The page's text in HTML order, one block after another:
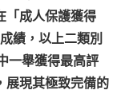
「成人保護獲得
績，以上二類別
一舉獲得最高評
展現其極致完備的